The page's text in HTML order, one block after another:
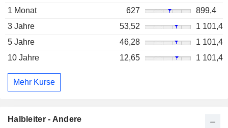
1 Monat
627
899,4
3 Jahre
53,52
1 101,4
5 Jahre
46,28
1 101,4
10 Jahre
12,65 1 101,4
Mehr Kurse
Halbleiter - Andere